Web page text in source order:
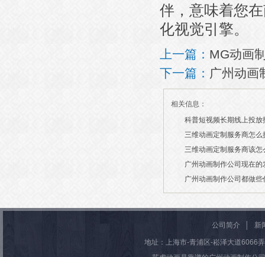
伴，意味着您
化视觉引擎。
上一篇： MG动画
下一篇： 广州动画
相关信息：
科普短视频长期线上投
2026/07/21
三维动画定制服务商怎么
2026/03/19
三维动画定制服务商该怎
2026/03/13
广州动画制作公司现在的
2026/03/06
广州动画制作公司都做些
2026/03/04
公司简介 新
地址：上海市-青浦区-崧泽大道6066